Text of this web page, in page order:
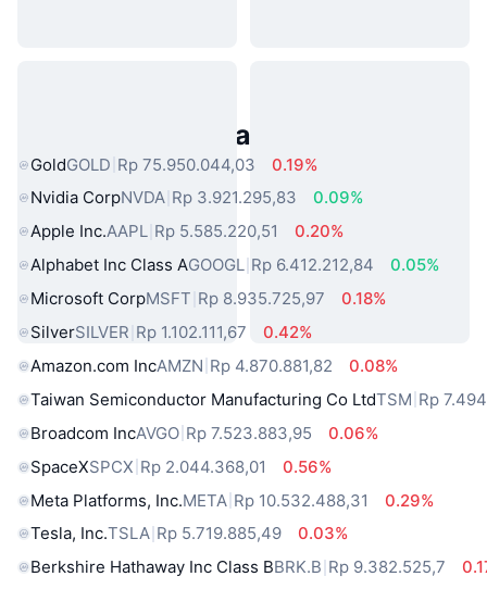
Aset Dunia Nyata Populer
GoldGOLD Rp 75.950.044,03
0.19%
Nvidia CorpNVDA Rp 3.921.295,83
0.09%
Apple Inc.AAPL Rp 5.585.220,51
0.20%
Alphabet Inc Class AGOOGL Rp 6.412.212,84
0.05%
Microsoft CorpMSFT Rp 8.935.725,97
0.18%
SilverSILVER Rp 1.102.111,67
0.42%
Amazon.com IncAMZN Rp 4.870.881,82
0.08%
Taiwan Semiconductor Manufacturing Co LtdTSM Rp
Broadcom IncAVGO Rp 7.523.883,95
0.06%
SpaceXSPCX Rp 2.044.368,01
0.56%
Meta Platforms, Inc.META Rp 10.532.488,31
0.29%
Tesla, Inc.TSLA Rp 5.719.885,49
0.03%
Berkshire Hathaway Inc Class BBRK.B Rp 9.382.525,7